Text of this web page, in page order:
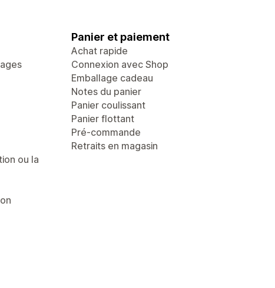
ou la
Panier et paiement
Achat rapide
Connexion avec Shop
Emballage cadeau
Notes du panier
Panier coulissant
Panier flottant
Pré-commande
Retraits en magasin